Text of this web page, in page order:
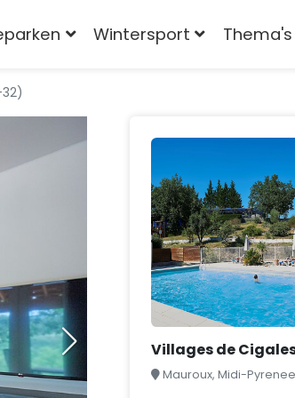
Wintersport Thema's
Villages de Cigales
Mauroux, Midi-